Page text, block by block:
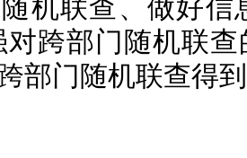
机联查、做好
对跨部门随机联
部门随机联查得